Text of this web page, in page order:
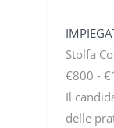
Stolfa
€800 -
Il
delle